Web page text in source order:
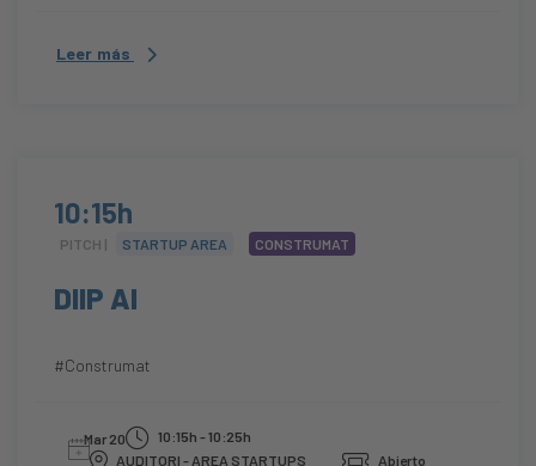
Leer más
10:15h
PITCH | STARTUP AREA CONSTRUMAT
DIIP AI
#Construmat
Mar 20
10:15h - 10:25h
AUDITORI - AREA STARTUPS
Abierto